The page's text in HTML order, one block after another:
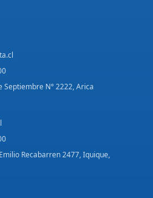
Septiembre N° 2222, Arica
Recabarren 2477, Iquique,